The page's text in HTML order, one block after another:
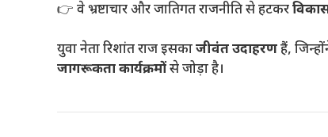
👉 वे भ्रष्टाचार और जातिगत राजनीति से हटकर
युवा नेता रिशांत राज इसकाजीवंत उदाहरणहैं,
जागरूकता कार्यक्रमोंसे जोड़ा है।